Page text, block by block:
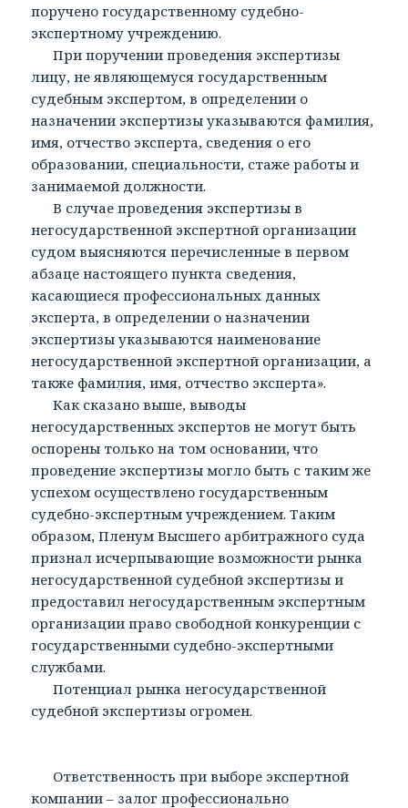
поручено государственному судебно-
экспертному учреждению.
При поручении проведения экспертизы
лицу, не являющемуся государственным
судебным экспертом, в определении о
назначении экспертизы указываются фамилия,
имя, отчество эксперта, сведения о его
образовании, специальности, стаже работы и
занимаемой должности.
В случае проведения экспертизы в
негосударственной экспертной организации
судом выясняются перечисленные в первом
абзаце настоящего пункта сведения,
касающиеся профессиональных данных
эксперта, в определении о назначении
экспертизы указываются наименование
негосударственной экспертной организации, а
также фамилия, имя, отчество эксперта».
Как сказано выше, выводы
негосударственных экспертов не могут быть
оспорены только на том основании, что
проведение экспертизы могло быть с таким же
успехом осуществлено государственным
судебно-экспертным учреждением. Таким
образом, Пленум Высшего арбитражного суда
признал исчерпывающие возможности рынка
негосударственной судебной экспертизы и
предоставил негосударственным экспертным
организации право свободной конкуренции с
государственными судебно-экспертными
службами.
Потенциал рынка негосударственной
судебной экспертизы огромен.
Ответственность при выборе экспертной
компании – залог профессионально